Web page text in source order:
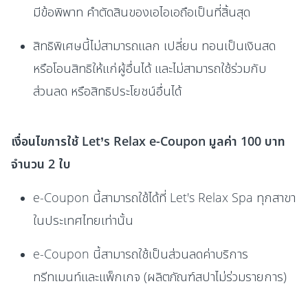
มีข้อพิพาท คำตัดสินของเอไอเอถือเป็นที่สิ้นสุด
สิทธิพิเศษนี้ไม่สามารถแลก เปลี่ยน ทอนเป็นเงินสด
หรือโอนสิทธิให้แก่ผู้อื่นได้ และไม่สามารถใช้ร่วมกับ
ส่วนลด หรือสิทธิประโยชน์อื่นได้
เงื่อนไขการใช้ Let’s Relax e-Coupon มูลค่า 100 บาท
จำนวน 2 ใบ
e-Coupon นี้สามารถใช้ได้ที่ Let's Relax Spa ทุกสาขา
ในประเทศไทยเท่านั้น
e-Coupon นี้สามารถใช้เป็นส่วนลดค่าบริการ
ทรีทเมนท์และแพ็กเกจ (ผลิตภัณฑ์สปาไม่ร่วมรายการ)